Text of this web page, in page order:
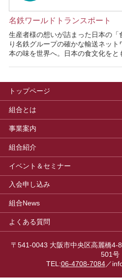
名鉄ワールドトランスポート
生産者様の想いが詰まった日本の
り名鉄グループの確かな輸送ネッ
本の味を世界へ。日本の食文化をと
トップページ
組合とは
事業案内
組合紹介
イベント＆セミナー
入会申し込み
組合News
よくある質問
〒541-0043 大阪市中央区高麗橋4-
501号
TEL:06-4708-7084／